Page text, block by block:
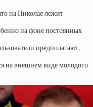
на Николае лежит
на фоне постоянных
предполагают,
на внешнем виде молодого